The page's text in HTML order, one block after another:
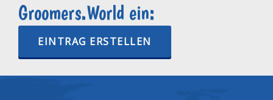
Groomers.World ein:
EINTRAG ERSTELLEN